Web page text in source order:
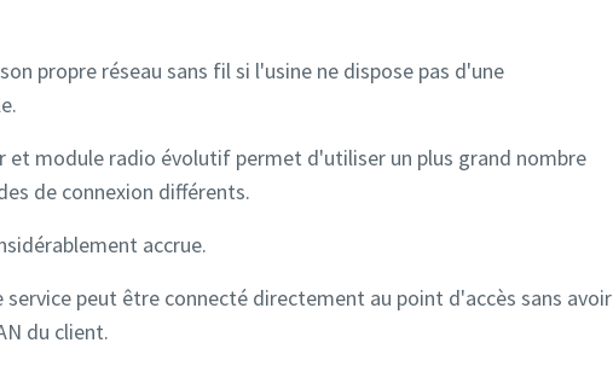
propre réseau sans fil si l'usine ne dispose pas d'une
et module radio évolutif permet d'utiliser un plus grand nombre
de connexion différents.
accrue.
service peut être connecté directement au point d'accès sans avoir
du client.